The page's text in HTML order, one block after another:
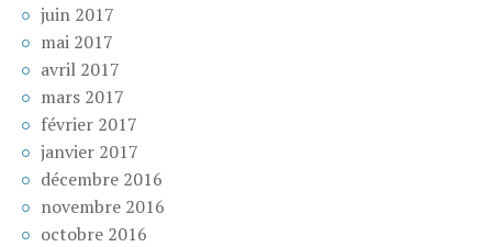
juin 2017
mai 2017
avril 2017
mars 2017
février 2017
janvier 2017
décembre 2016
novembre 2016
octobre 2016